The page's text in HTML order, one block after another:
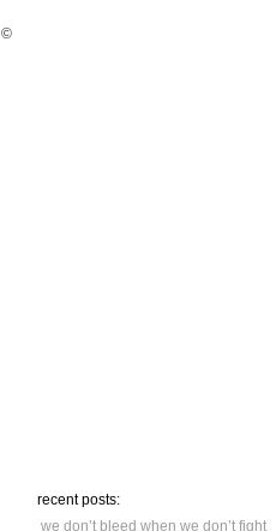
recent posts:
we don’t bleed when we don’t fight
©